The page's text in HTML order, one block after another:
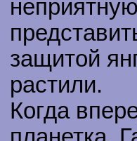
защитой
растили.
Когда